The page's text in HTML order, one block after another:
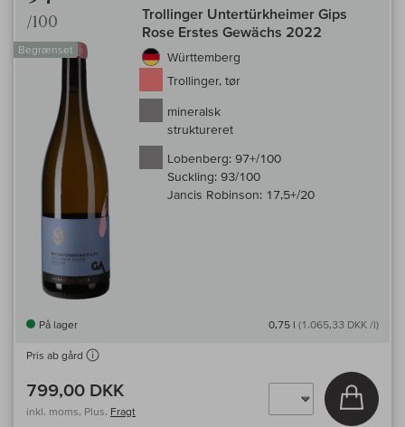
/100
Begrænset
Trollinger Untertürkheimer Gips
Rose Erstes Gewächs 2022
Württemberg
Trollinger, tør
mineralsk
struktureret
Lobenberg: 97+/100
Suckling: 93/100
Jancis Robinson: 17,5+/20
På lager 0,75 l (1.065,33 DKK /l)
Pris ab gård
799,00 DKK
inkl. moms, Plus. Fragt
Læg i